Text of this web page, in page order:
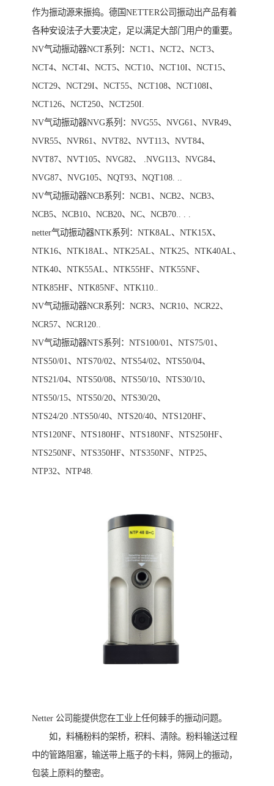
作为振动源来振捣。德国NETTER公司振动出产品有着
各种安设法子大要决定，足以满足大部门用户的重要。
NV气动振动器NCT系列：NCT1、NCT2、NCT3、
NCT4、NCT4I、NCT5、NCT10、NCT10I、NCT15、
NCT29、NCT29I、NCT55、NCT108、NCT108I、
NCT126、NCT250、NCT250I.
NV气动振动器NVG系列：NVG55、NVG61、NVR49、
NVR55、NVR61、NVT82、NVT113、NVT84、
NVT87、NVT105、NVG82、 .NVG113、NVG84、
NVG87、NVG105、NQT93、NQT108. ..
NV气动振动器NCB系列：NCB1、NCB2、NCB3、
NCB5、NCB10、NCB20、NC、NCB70.. . .
netter气动振动器NTK系列：NTK8AL、NTK15X、
NTK16、NTK18AL、NTK25AL、NTK25、NTK40AL、
NTK40、NTK55AL、NTK55HF、NTK55NF、
NTK85HF、NTK85NF、NTK110..
NV气动振动器NCR系列：NCR3、NCR10、NCR22、
NCR57、NCR120..
NV气动振动器NTS系列：NTS100/01、NTS75/01、
NTS50/01、NTS70/02、NTS54/02、NTS50/04、
NTS21/04、NTS50/08、NTS50/10、NTS30/10、
NTS50/15、NTS50/20、NTS30/20、
NTS24/20 .NTS50/40、NTS20/40、NTS120HF、
NTS120NF、NTS180HF、NTS180NF、NTS250HF、
NTS250NF、NTS350HF、NTS350NF、NTP25、
NTP32、NTP48.
Netter 公司能提供您在工业上任何棘手的振动问题。
如，料桶粉料的架桥，积料、清除。粉料输送过程
中的管路阻塞，输送带上瓶子的卡料，筛网上的振动，
包装上原料的整密。